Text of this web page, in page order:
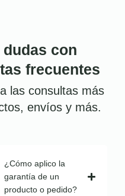
con
frecuentes
las consultas más
envíos y más.
¿Cómo aplico la
garantía de un
producto o pedido?